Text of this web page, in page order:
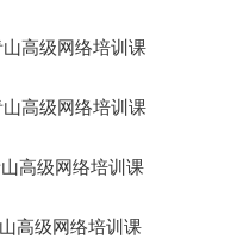
高级网络培训课
高级网络培训课
高级网络培训课
高级网络培训课